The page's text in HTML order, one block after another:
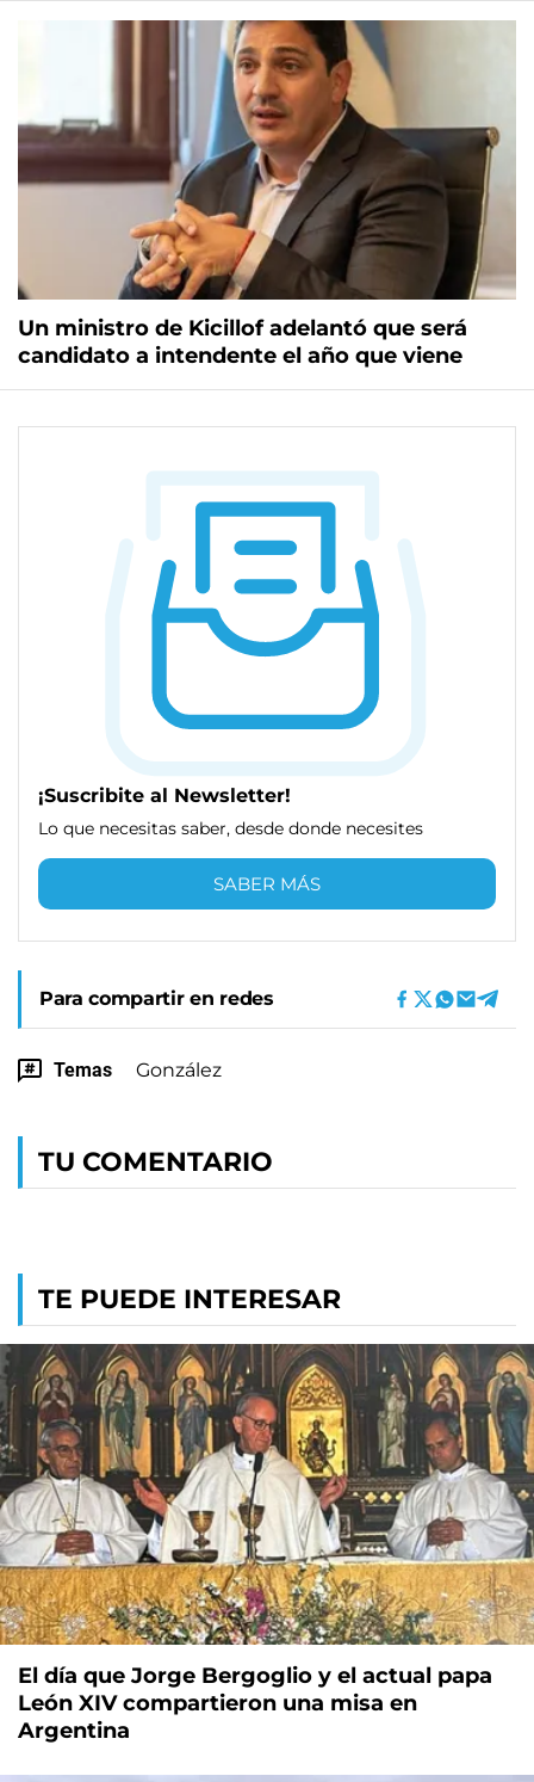
Un ministro de Kicillof adelantó que será
candidato a intendente el año que viene
¡Suscribite al Newsletter!
Lo que necesitas saber, desde donde necesites
SABER MÁS
Para compartir en redes
Temas González
TU COMENTARIO
TE PUEDE INTERESAR
El día que Jorge Bergoglio y el actual papa
León XIV compartieron una misa en
Argentina